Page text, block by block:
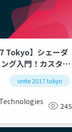
Tokyo】シェーダ
グ入門！カスタム
るで！
unite 2017 tokyo
245